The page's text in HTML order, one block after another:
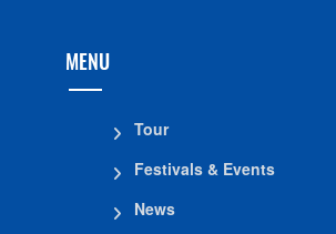
MENU
Tour
Festivals & Events
News